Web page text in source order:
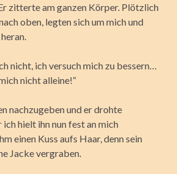
zitterte am ganzen Körper. Plötzlich
oben, legten sich um mich und
nicht, ich versuch mich zu bessern…
nicht alleine!“
nachzugeben und er drohte
hielt ihn nun fest an mich
einen Kuss aufs Haar, denn sein
Jacke vergraben.